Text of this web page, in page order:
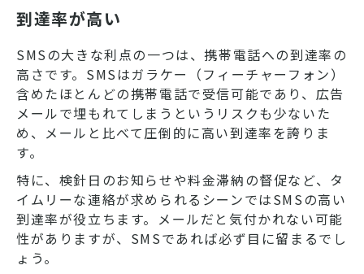
到達率が高い
SMSの大きな利点の一つは、携帯電話への到達率の
高さです。SMSはガラケー（フィーチャーフォン）
含めたほとんどの携帯電話で受信可能であり、広告
メールで埋もれてしまうというリスクも少ないた
め、メールと比べて圧倒的に高い到達率を誇りま
す。
特に、検針日のお知らせや料金滞納の督促など、タ
イムリーな連絡が求められるシーンではSMSの高い
到達率が役立ちます。メールだと気付かれない可能
性がありますが、SMSであれば必ず目に留まるでし
ょう。